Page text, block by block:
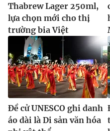
Thabrew Lager 250ml,
lựa chọn mới cho thị
trường bia Việt
Đề cử UNESCO ghi danh
áo dài là Di sản văn hóa